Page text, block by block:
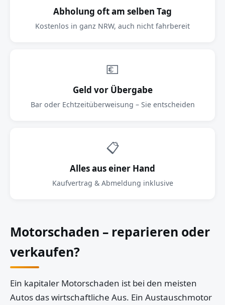
Abholung oft am selben Tag
Kostenlos in ganz NRW, auch nicht fahrbereit
💶
Geld vor Übergabe
Bar oder Echtzeitüberweisung – Sie entscheiden
📋
Alles aus einer Hand
Kaufvertrag & Abmeldung inklusive
Motorschaden – reparieren oder
verkaufen?
Ein kapitaler Motorschaden ist bei den meisten
Autos das wirtschaftliche Aus. Ein Austauschmotor